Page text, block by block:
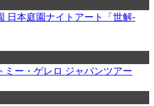
日本庭園ナイトアート「世解-
ミー・ゲレロ ジャパンツアー